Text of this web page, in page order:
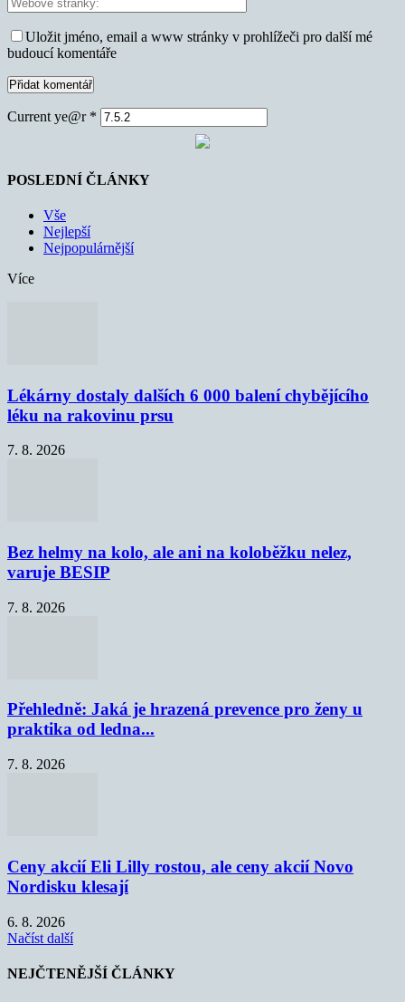
Uložit jméno, email a www stránky v prohlížeči pro další mé
budoucí komentáře
Current ye@r *
POSLEDNÍ ČLÁNKY
Vše
Nejlepší
Nejpopulárnější
Více
Lékárny dostaly dalších 6 000 balení chybějícího
léku na rakovinu prsu
7. 8. 2026
Bez helmy na kolo, ale ani na koloběžku nelez,
varuje BESIP
7. 8. 2026
Přehledně: Jaká je hrazená prevence pro ženy u
praktika od ledna...
7. 8. 2026
Ceny akcií Eli Lilly rostou, ale ceny akcií Novo
Nordisku klesají
6. 8. 2026
Načíst další
NEJČTENĚJŠÍ ČLÁNKY